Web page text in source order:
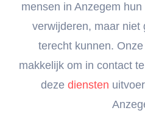
mensen in Anzegem
verwijderen, maar niet
terecht kunnen.
makkelijk om in contact
deze diensten